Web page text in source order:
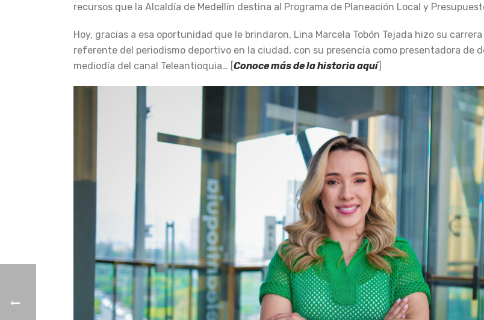
recursos que la Alcaldía de Medellín destina al Programa de Planeación Local y
Hoy, gracias a esa oportunidad que le brindaron, Lina Marcela Tobón Tejada hizo su
referente del periodismo deportivo en la ciudad, con su presencia como presentadora de
mediodía del canal Teleantioquia… [ Conoce más de la historia aquí]